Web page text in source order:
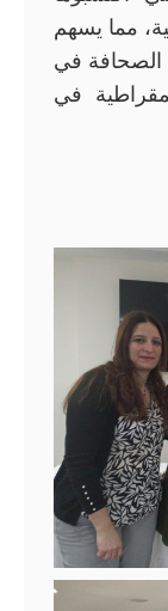
مما يسهم
الصحافة في
في